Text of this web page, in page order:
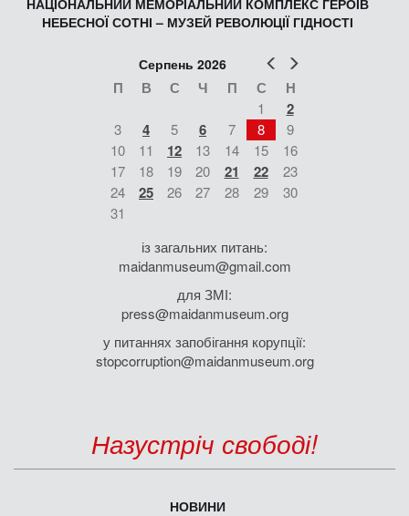
НАЦІОНАЛЬНИЙ МЕМОРІАЛЬНИЙ КОМПЛЕКС ГЕРОЇВ
НЕБЕСНОЇ СОТНІ – МУЗЕЙ РЕВОЛЮЦІЇ ГІДНОСТІ
Попер
Серпень 2026
П В С Ч П С Н
1 2
3 4 5 6 7 8
9
10
11 12 13 14 15
16
17
18 19 20 21 22
23
24
25 26 27 28 29
30
31
із загальних питань:
maidanmuseum@gmail.com
для ЗМІ:
press@maidanmuseum.org
у питаннях запобігання корупції:
stopcorruption@maidanmuseum.org
Назустріч свободі!
НОВИНИ